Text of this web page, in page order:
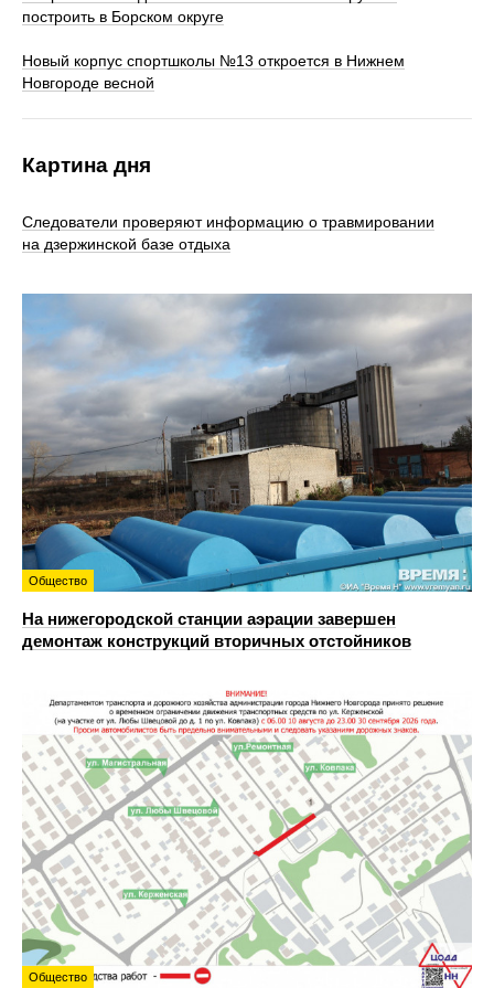
построить в Борском округе
Новый корпус спортшколы №13 откроется в Нижнем
Новгороде весной
Картина дня
Следователи проверяют информацию о травмировании
на дзержинской базе отдыха
Общество
На нижегородской станции аэрации завершен
демонтаж конструкций вторичных отстойников
Общество